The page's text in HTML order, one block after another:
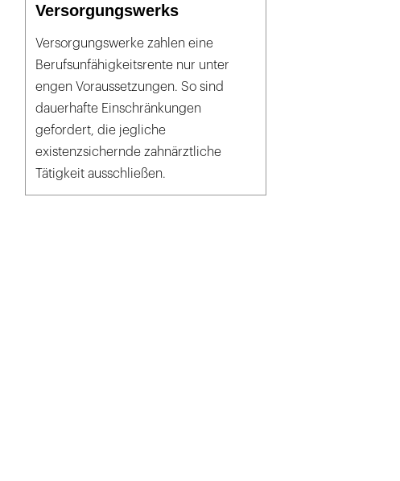
Versorgungswerks
Versorgungswerke zahlen eine
Berufsunfähigkeitsrente nur unter
engen Voraussetzungen. So sind
dauerhafte Einschränkungen
gefordert, die jegliche
existenzsichernde zahnärztliche
Tätigkeit ausschließen.